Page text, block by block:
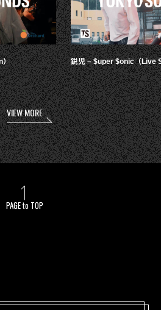
） 鋭児 – $uper $onic（Live
VIEW MORE
PAGE to TOP